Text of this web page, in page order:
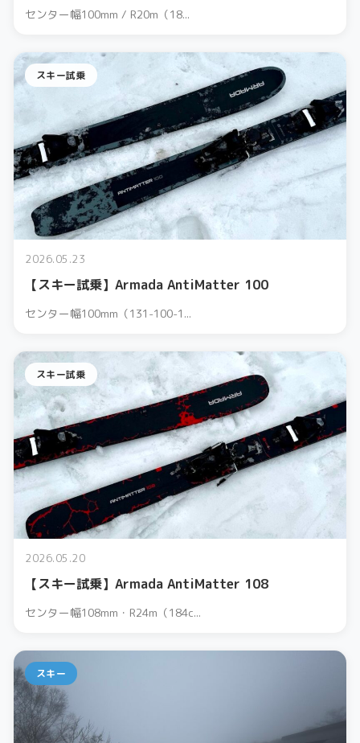
センター幅100mm / R20m（18...
スキー試乗
2026.05.23
【スキー試乗】Armada AntiMatter 100
センター幅100mm（131-100-1...
スキー試乗
2026.05.20
【スキー試乗】Armada AntiMatter 108
センター幅108mm・R24m（184c...
スキー